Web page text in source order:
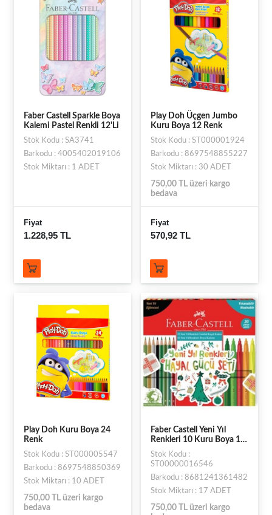
Faber Castell Sparkle Boya
Kalemi Pastel Renkli 12'Li
Stok Kodu : SA3741
Barkodu : 4005402019106
Stok Miktarı : 1 ADET
Fiyat
1.228,95 TL
Play Doh Üçgen Jumbo
Kuru Boya 12 Renk
Stok Kodu : ST000001924
Barkodu : 8697548855227
Stok Miktarı : 30 ADET
750,00 TL üzeri kargo
bedava
Fiyat
570,92 TL
Play Doh Kuru Boya 24
Renk
Stok Kodu : ST000005547
Barkodu : 8697548850369
Stok Miktarı : 10 ADET
750,00 TL üzeri kargo
bedava
Faber Castell Yeni Yıl
Renkleri 10 Kuru Boya 10
Keçeli Boya 20li
Stok Kodu :
ST00000016546
Barkodu : 8681241361482
Stok Miktarı : 17 ADET
750,00 TL üzeri kargo